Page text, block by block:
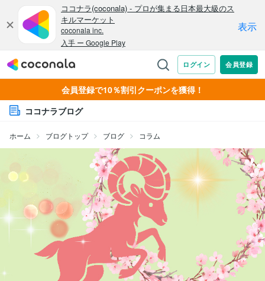
会員登録で10％割引クーポンを獲得！
ココナラブログ
ホーム ブログトップ ブログ コラム